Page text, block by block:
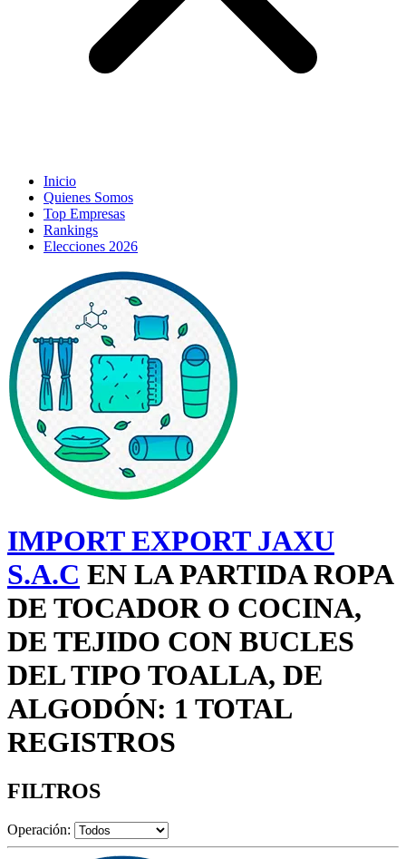
Inicio
Quienes Somos
Top Empresas
Rankings
Elecciones 2026
IMPORT EXPORT JAXU
S.A.C EN LA PARTIDA ROPA
DE TOCADOR O COCINA,
DE TEJIDO CON BUCLES
DEL TIPO TOALLA, DE
ALGODÓN: 1 TOTAL
REGISTROS
FILTROS
Operación: